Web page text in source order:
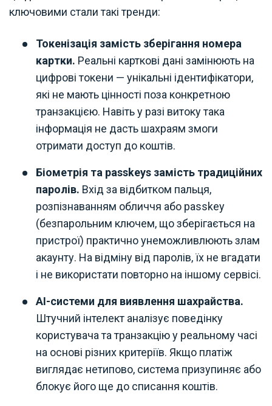
ключовими стали такі тренди:
Токенізація замість зберігання номера
картки. Реальні карткові дані замінюють на
цифрові токени — унікальні ідентифікатори,
які не мають цінності поза конкретною
транзакцією. Навіть у разі витоку така
інформація не дасть шахраям змоги
отримати доступ до коштів.
Біометрія та passkeys замість традиційних
паролів. Вхід за відбитком пальця,
розпізнаванням обличчя або passkey
(безпарольним ключем, що зберігається на
пристрої) практично унеможливлюють злам
акаунту. На відміну від паролів, їх не вгадати
і не використати повторно на іншому сервісі.
AI-системи для виявлення шахрайства.
Штучний інтелект аналізує поведінку
користувача та транзакцію у реальному часі
на основі різних критеріїв. Якщо платіж
виглядає нетипово, система призупиняє або
блокує його ще до списання коштів.